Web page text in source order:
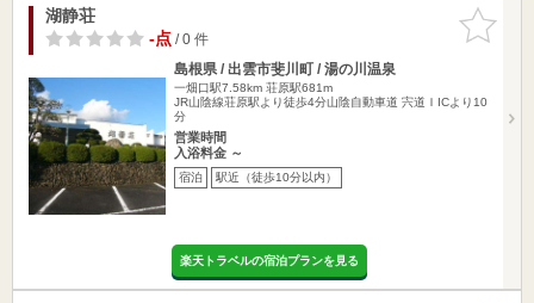
お気に入
りに追加
湖静荘
-点/ 0 件
島根県 / 出雲市斐川町 / 湯の川温泉
一畑口駅7.58km 荘原駅681m
JR山陰線荘原駅より徒歩4分山陰自動車道 宍道ＩICより10
分
営業時間
入浴料金 ～
宿泊 駅近（徒歩10分以内）
楽天トラベルの宿泊プランを見る